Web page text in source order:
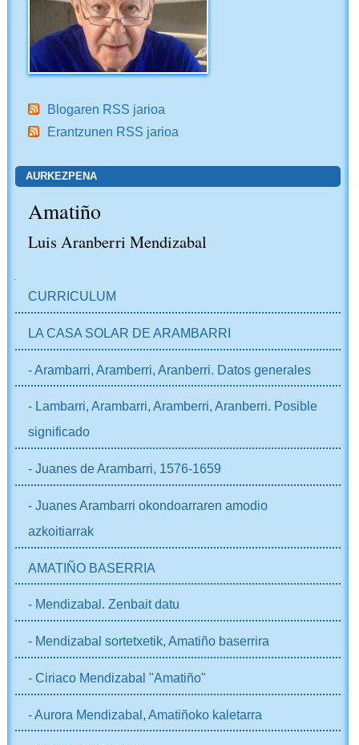
Blogaren RSS jarioa
Erantzunen RSS jarioa
AURKEZPENA
Amatiño
Luis Aranberri Mendizabal
CURRICULUM
LA CASA SOLAR DE ARAMBARRI
- Arambarri, Aramberri, Aranberri. Datos generales
- Lambarri, Arambarri, Aramberri, Aranberri. Posible
significado
- Juanes de Arambarri, 1576-1659
- Juanes Arambarri okondoarraren amodio
azkoitiarrak
AMATIÑO BASERRIA
- Mendizabal. Zenbait datu
- Mendizabal sortetxetik, Amatiño baserrira
- Ciriaco Mendizabal "Amatiño"
- Aurora Mendizabal, Amatiñoko kaletarra